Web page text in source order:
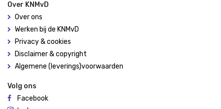
Over KNMvD
Over ons
Werken bij de KNMvD
Privacy & cookies
Disclaimer & copyright
Algemene (leverings)voorwaarden
Volg ons
Facebook